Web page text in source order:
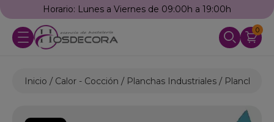
Horario: Lunes a Viernes de 09:00h a 19:00h
0
Inicio Calor - Cocción Planchas Industriales Planchas